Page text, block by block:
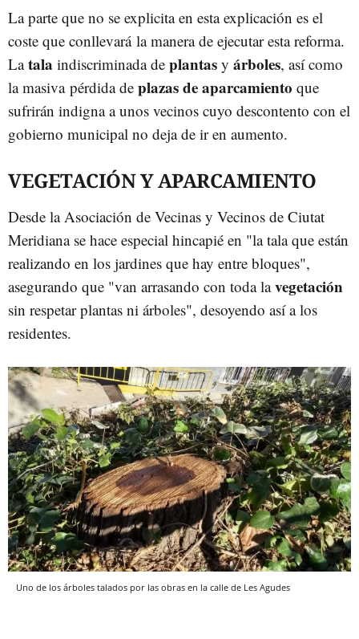
La parte que no se explicita en esta explicación es el
coste que conllevará la manera de ejecutar esta reforma.
Latala indiscriminada de plantas y árboles, así como
la masiva pérdida de plazas de aparcamiento que
sufrirán indigna a unos vecinos cuyo descontento con el
gobierno municipal no deja de ir en aumento.
VEGETACIÓN Y APARCAMIENTO
Desde la Asociación de Vecinas y Vecinos de Ciutat
Meridiana se hace especial hincapié en "la tala que están
realizando en los jardines que hay entre bloques",
asegurando que "van arrasando con toda lavegetación
sin respetar plantas ni árboles", desoyendo así a los
residentes.
Uno de los árboles talados por las obras en la calle de Les Agudes